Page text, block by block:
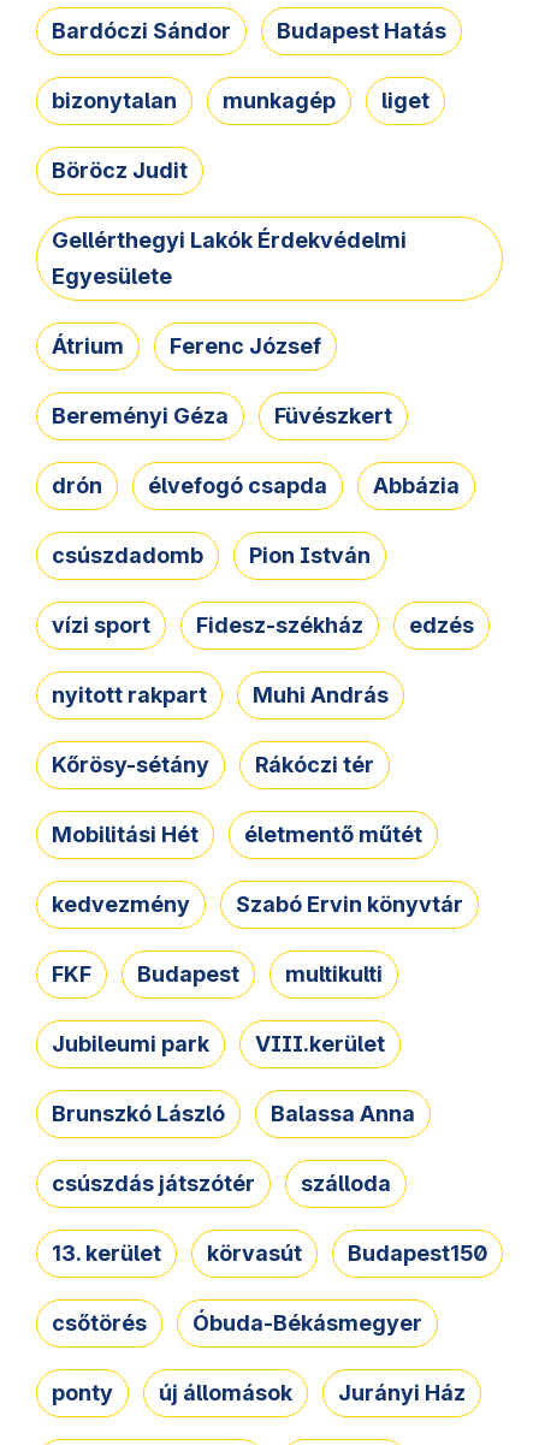
Bardóczi Sándor Budapest Hatás
bizonytalan munkagép liget
Böröcz Judit
Gellérthegyi Lakók Érdekvédelmi
Egyesülete
Átrium Ferenc József
Bereményi Géza Füvészkert
drón élvefogó csapda Abbázia
csúszdadomb Pion István
vízi sport Fidesz-székház edzés
nyitott rakpart Muhi András
Kőrösy-sétány Rákóczi tér
Mobilitási Hét életmentő műtét
kedvezmény Szabó Ervin könyvtár
FKF Budapest multikulti
Jubileumi park VIII.kerület
Brunszkó László Balassa Anna
csúszdás játszótér szálloda
13. kerület körvasút Budapest150
csőtörés Óbuda-Békásmegyer
ponty új állomások Jurányi Ház